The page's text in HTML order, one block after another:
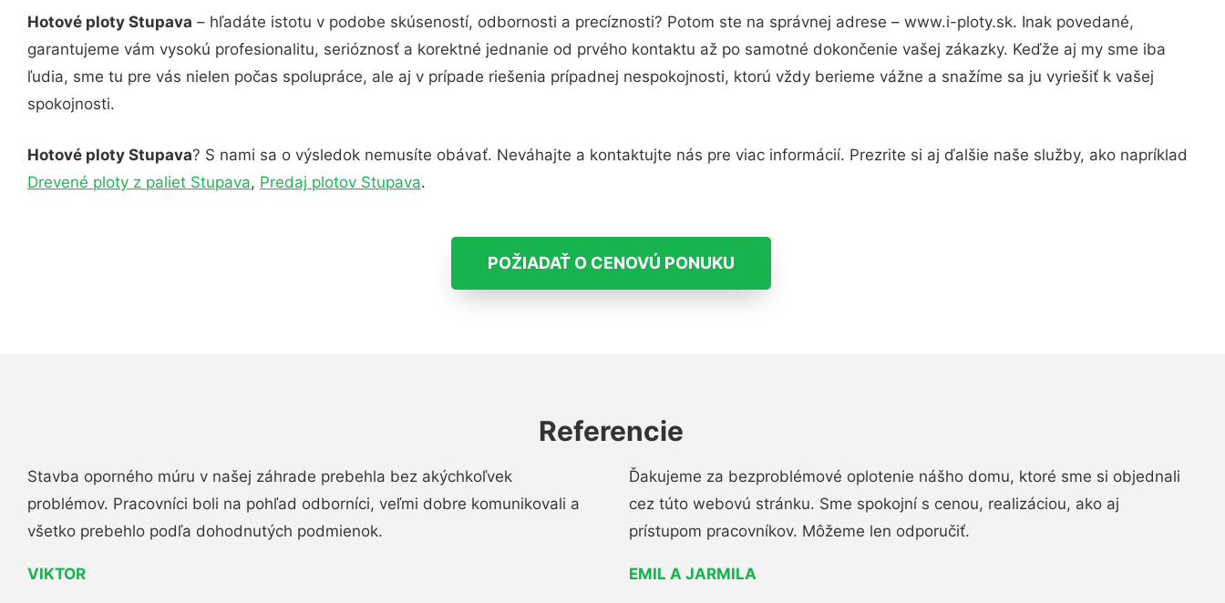
Hotové ploty Stupava – hľadáte istotu v podobe skúseností, odbornosti a precíznosti? Potom ste na správnej adrese – www.i-ploty.sk. Inak povedané,
garantujeme vám vysokú profesionalitu, serióznosť a korektné jednanie od prvého kontaktu až po samotné dokončenie vašej zákazky. Keďže aj my sme iba
ľudia, sme tu pre vás nielen počas spolupráce, ale aj v prípade riešenia prípadnej nespokojnosti, ktorú vždy berieme vážne a snažíme sa ju vyriešiť k vašej
spokojnosti.
Hotové ploty Stupava? S nami sa o výsledok nemusíte obávať. Neváhajte a kontaktujte nás pre viac informácií. Prezrite si aj ďalšie naše služby, ako napríklad
Drevené ploty z paliet Stupava, Predaj plotov Stupava.
POŽIADAŤ O CENOVÚ PONUKU
Referencie
Stavba oporného múru v našej záhrade prebehla bez akýchkoľvek
problémov. Pracovníci boli na pohľad odborníci, veľmi dobre komunikovali a
všetko prebehlo podľa dohodnutých podmienok.
VIKTOR
Ďakujeme za bezproblémové oplotenie nášho domu, ktoré sme si objednali
cez túto webovú stránku. Sme spokojní s cenou, realizáciou, ako aj
prístupom pracovníkov. Môžeme len odporučiť.
EMIL A JARMILA